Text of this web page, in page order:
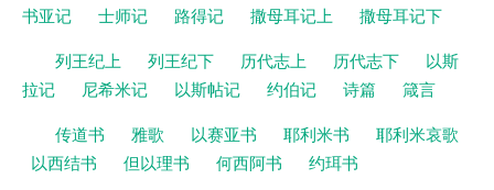
书亚记
士师记 路得记 撒母耳记上
撒母耳记下
列王纪上
列王纪下 历代志上 历代志下
以斯
拉记
尼希米记 以斯帖记 约伯记 诗篇
箴言
传道书
雅歌 以赛亚书 耶利米书
耶利米哀歌
以西结书
但以理书 何西阿书
约珥书